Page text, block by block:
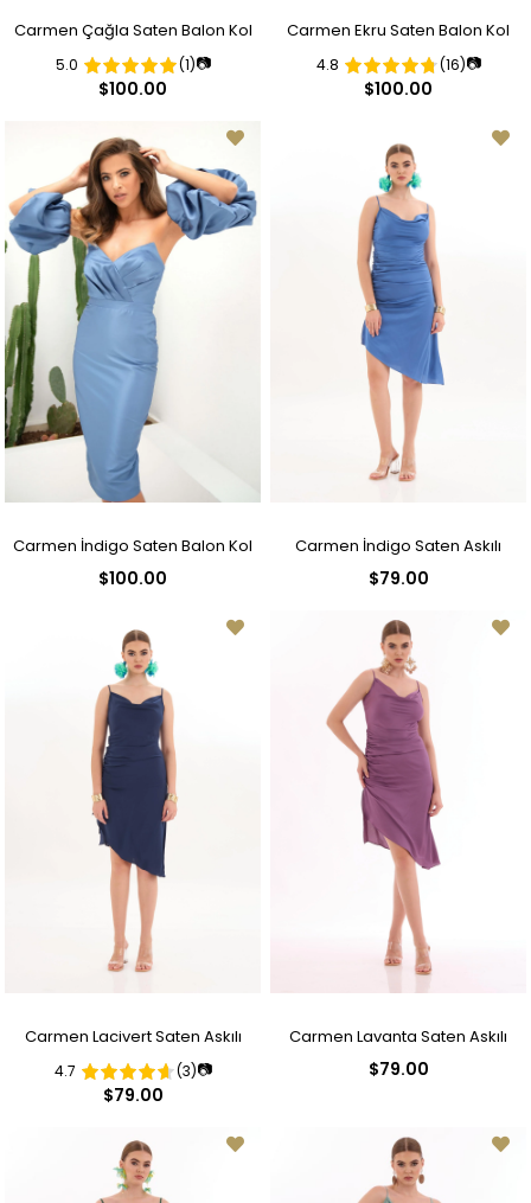
Carmen Çağla Saten Balon Kol
Kısa Abiye Elbise
5.0 (1)📷
$100.00
Carmen Ekru Saten Balon Kol
Kısa Nikah Abiye Elbise
4.8 (16)📷
$100.00
Carmen İndigo Saten Balon Kol
$100.00
Carmen İndigo Saten Askılı
$79.00
Carmen Lacivert Saten Askılı
Degaje Yaka Kısa Abiye Elbise
4.7 (3)📷
$79.00
Carmen Lavanta Saten Askılı
$79.00